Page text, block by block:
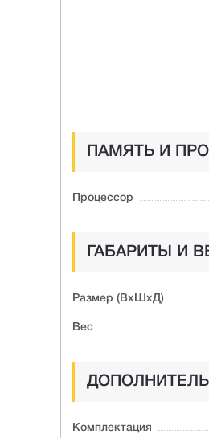
ПАМЯТЬ И
Процессор
ГАБАРИТЫ И
Размер (ВxШxД)
Вес
Комплектация